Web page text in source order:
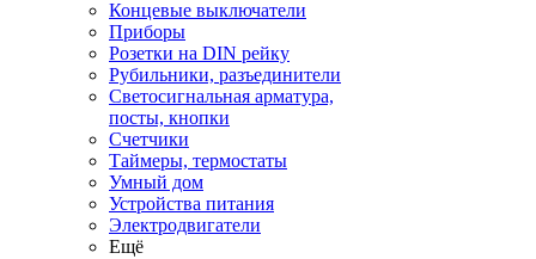
Концевые выключатели
Приборы
Розетки на DIN рейку
Рубильники, разъединители
Светосигнальная арматура,
посты, кнопки
Счетчики
Таймеры, термостаты
Умный дом
Устройства питания
Электродвигатели
Ещё